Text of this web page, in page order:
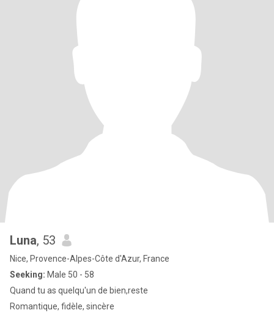
Luna, 53
Nice, Provence-Alpes-Côte d'Azur, France
Seeking: Male 50 - 58
Quand tu as quelqu'un de bien,reste
Romantique, fidèle, sincère